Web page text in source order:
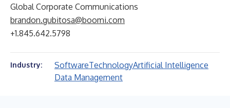
Global Corporate Communications
brandon.gubitosa@boomi.com
+1.845.642.5798
Industry: SoftwareTechnologyArtificial Intelligence
Data Management